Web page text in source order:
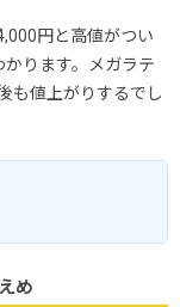
円と高値がつい
ります。メガラテ
も値上がりするでし
め